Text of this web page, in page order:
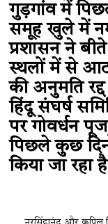
गुड़गांव में
समूह खुले में
प्रशासन ने
स्थलों में से आठ
की अनुमति
हिंदू संघर्ष
पर गोवर्धन
पिछले कुछ
किया जा रहा